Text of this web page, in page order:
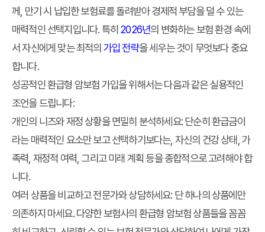
께, 만기 시 납입한 보험료를 돌려받아 경제적 부담을 덜 수 있는
매력적인 선택지입니다. 특히 2026년의 변화하는 보험 환경 속에
서 자신에게 맞는 최적의 가입 전략을 세우는 것이 무엇보다 중요
합니다.
성공적인 환급형 암보험 가입을 위해서는 다음과 같은 실용적인
조언을 드립니다:
개인의 니즈와 재정 상황을 면밀히 분석하세요:단순히 환급금이
라는 매력적인 요소만 보고 선택하기보다는, 자신의 건강 상태, 가
족력, 재정적 여력, 그리고 미래 계획 등을 종합적으로 고려해야 합
니다.
여러 상품을 비교하고 전문가와 상담하세요: 단 하나의 상품에만
의존하지 마세요. 다양한 보험사의 환급형 암보험 상품들을 꼼꼼